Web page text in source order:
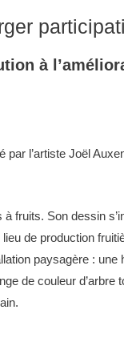
à
l’artiste Joël
fruits. Son dessin
de production
paysagère :
de couleur d’arbre